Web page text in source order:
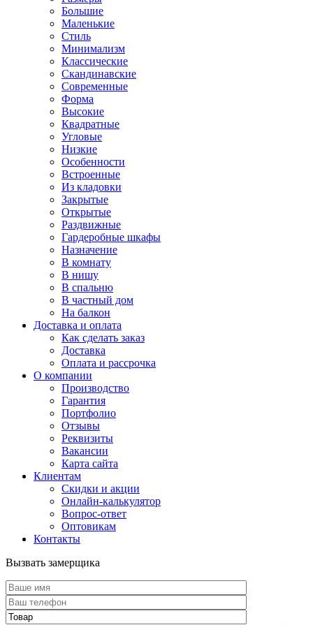
Большие
Маленькие
Стиль
Минимализм
Классические
Скандинавские
Современные
Форма
Высокие
Квадратные
Угловые
Низкие
Особенности
Встроенные
Из кладовки
Закрытые
Открытые
Раздвижные
Гардеробные шкафы
Назначение
В комнату
В нишу
В спальню
В частный дом
На балкон
Доставка и оплата
Как сделать заказ
Доставка
Оплата и рассрочка
О компании
Производство
Гарантия
Портфолио
Отзывы
Реквизиты
Вакансии
Карта сайта
Клиентам
Скидки и акции
Онлайн-калькулятор
Вопрос-ответ
Оптовикам
Контакты
Вызвать замерщика